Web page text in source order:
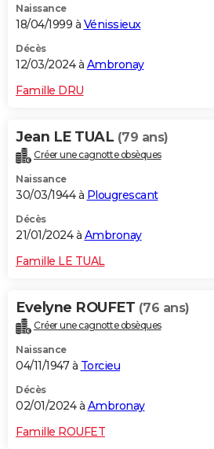
Naissance
18/04/1999 à Vénissieux
Décès
12/03/2024 à Ambronay
Famille DRU
Jean LE TUAL (79 ans)
Créer une cagnotte obsèques
Naissance
30/03/1944 à Plougrescant
Décès
21/01/2024 à Ambronay
Famille LE TUAL
Evelyne ROUFET (76 ans)
Créer une cagnotte obsèques
Naissance
04/11/1947 à Torcieu
Décès
02/01/2024 à Ambronay
Famille ROUFET